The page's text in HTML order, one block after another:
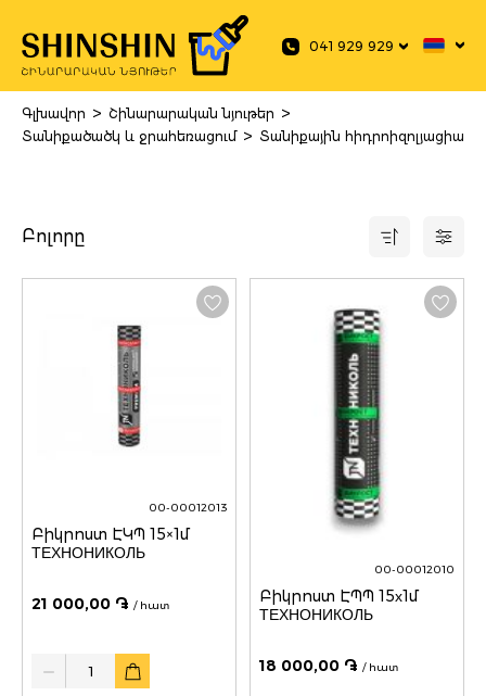
041 929 929
Գլխավոր > Շինարարական նյութեր >
Տանիքածածկ և ջրահեռացում > Տանիքային հիդրոիզոլյացիա
Բոլորը
00-00012013
Բիկրոստ ԷԿՊ 15×1մ
ТЕХНОНИКОЛЬ
21 000,00 ֏ / հատ
Quantity
00-00012010
Բիկրոստ ԷՊՊ 15х1մ
ТЕХНОНИКОЛЬ
18 000,00 ֏ / հատ